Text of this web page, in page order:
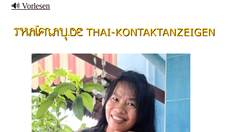
🔊 Vorlesen